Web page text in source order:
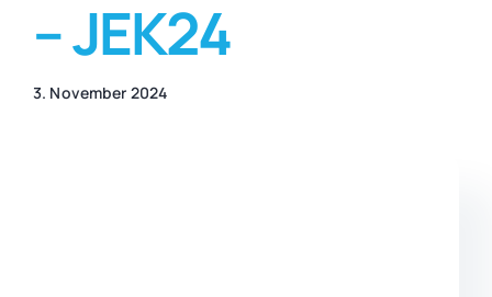
– JEK24
3. November 2024